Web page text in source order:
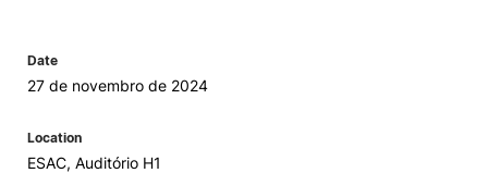
©2026 Instituto Politécnico de Coimbra. Todos os direitos reservados.
Date
27 de novembro de 2024
Location
ESAC, Auditório H1